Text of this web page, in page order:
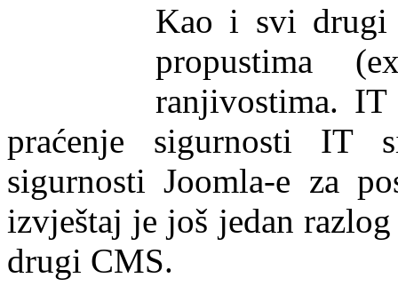
Kao i svi drugi
propustima
ranjivostima. IT
praćenje sigurnosti IT
sigurnosti Joomla-e za
izvještaj je još jedan
drugi CMS.